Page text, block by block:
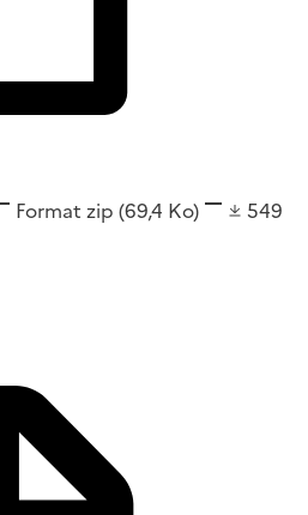
Format zip (69,4 Ko)
549